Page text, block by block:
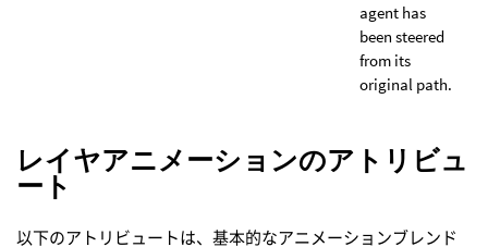
agent has
been steered
from its
original path.
レイヤアニメーションのアトリビュ
ート
以下のアトリビュートは、基本的なアニメーションブレンド